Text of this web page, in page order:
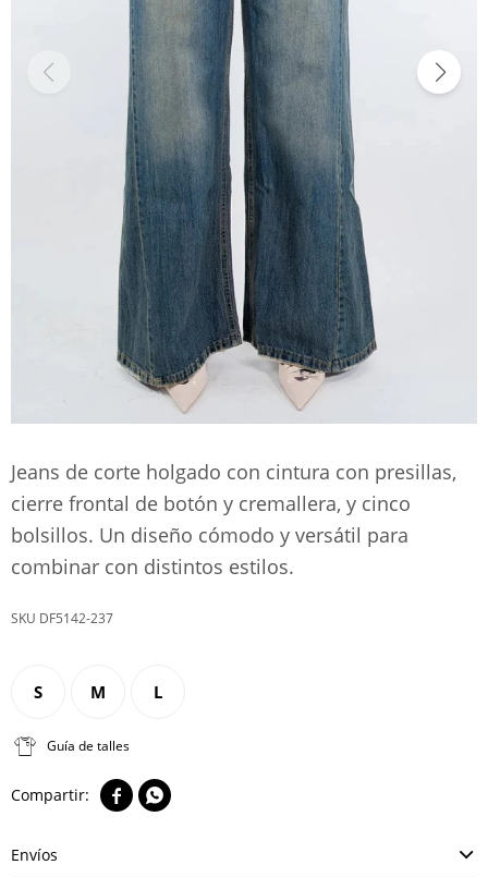
Jeans de corte holgado con cintura con presillas,
cierre frontal de botón y cremallera, y cinco
bolsillos. Un diseño cómodo y versátil para
combinar con distintos estilos.
DF5142-237
S M L
Guía de talles
 
Envíos